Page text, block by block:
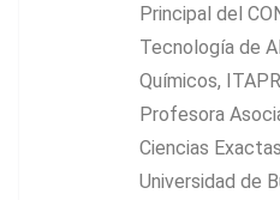
Principal del
Tecnología de
Químicos,
Profesora
Ciencias
Universidad de